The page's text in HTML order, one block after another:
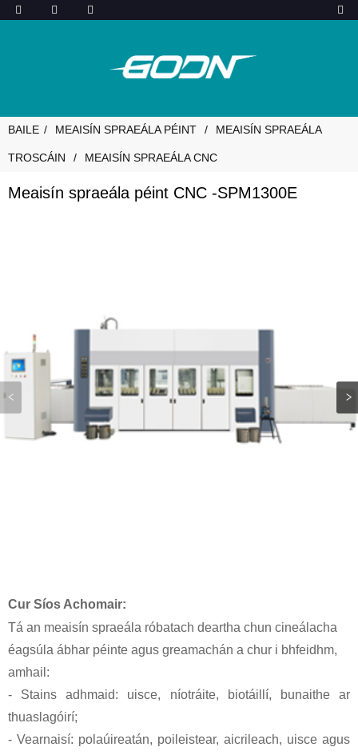
BAILE MEAISÍN SPRAEÁLA PÉINT MEAISÍN SPRAEÁLA
TROSCÁIN MEAISÍN SPRAEÁLA CNC
Meaisín spraeála péint CNC -SPM1300E
Cur Síos Achomair:
Tá an meaisín spraeála róbatach deartha chun cineálacha
éagsúla ábhar péinte agus greamachán a chur i bhfeidhm,
amhail:
- Stains adhmaid: uisce, níotráite, biotáillí, bunaithe ar
thuaslagóirí;
- Vearnaisí: polaúireatán, poileistear, aicrileach, uisce agus